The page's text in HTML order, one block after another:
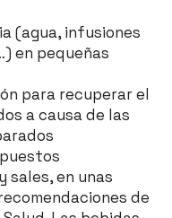
(agua, infusiones
en pequeñas
para recuperar el
a causa de las
sales, en unas
de